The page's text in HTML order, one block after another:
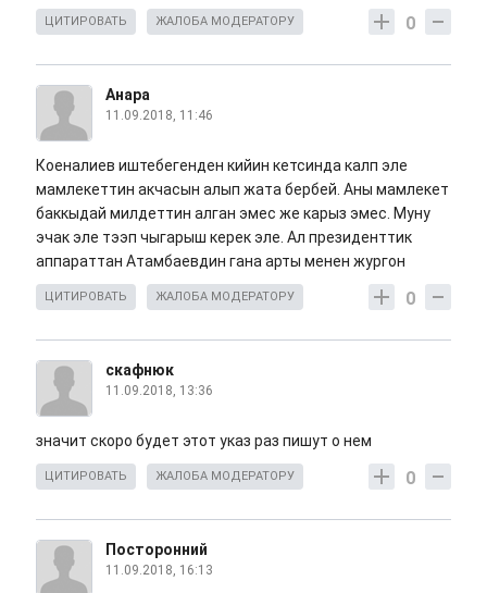
0
ЦИТИРОВАТЬ ЖАЛОБА МОДЕРАТОРУ
Анара
11.09.2018, 11:46
Коеналиев иштебегенден кийин кетсинда калп эле
мамлекеттин акчасын алып жата бербей. Аны мамлекет
баккыдай милдеттин алган эмес же карыз эмес. Муну
эчак эле тээп чыгарыш керек эле. Ал президенттик
аппараттан Атамбаевдин гана арты менен жургон
0
ЦИТИРОВАТЬ ЖАЛОБА МОДЕРАТОРУ
скафнюк
11.09.2018, 13:36
значит скоро будет этот указ раз пишут о нем
0
ЦИТИРОВАТЬ ЖАЛОБА МОДЕРАТОРУ
Посторонний
11.09.2018, 16:13